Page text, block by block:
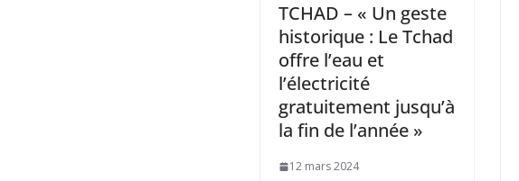
TCHAD – « Un geste
historique : Le Tchad
offre l’eau et
l’électricité
gratuitement jusqu’à
la fin de l’année »
12 mars 2024